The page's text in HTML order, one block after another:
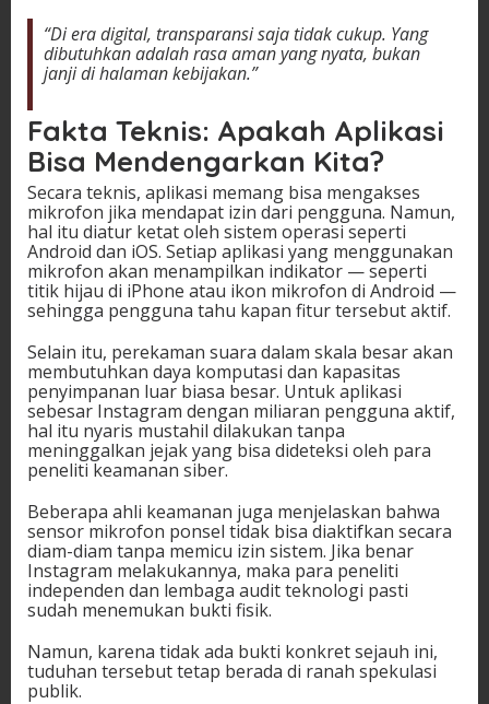
“Di era digital, transparansi saja tidak cukup. Yang
dibutuhkan adalah rasa aman yang nyata, bukan
janji di halaman kebijakan.”
Fakta Teknis: Apakah Aplikasi
Bisa Mendengarkan Kita?
Secara teknis, aplikasi memang bisa mengakses
mikrofon jika mendapat izin dari pengguna. Namun,
hal itu diatur ketat oleh sistem operasi seperti
Android dan iOS. Setiap aplikasi yang menggunakan
mikrofon akan menampilkan indikator — seperti
titik hijau di iPhone atau ikon mikrofon di Android —
sehingga pengguna tahu kapan fitur tersebut aktif.
Selain itu, perekaman suara dalam skala besar akan
membutuhkan daya komputasi dan kapasitas
penyimpanan luar biasa besar. Untuk aplikasi
sebesar Instagram dengan miliaran pengguna aktif,
hal itu nyaris mustahil dilakukan tanpa
meninggalkan jejak yang bisa dideteksi oleh para
peneliti keamanan siber.
Beberapa ahli keamanan juga menjelaskan bahwa
sensor mikrofon ponsel tidak bisa diaktifkan secara
diam-diam tanpa memicu izin sistem. Jika benar
Instagram melakukannya, maka para peneliti
independen dan lembaga audit teknologi pasti
sudah menemukan bukti fisik.
Namun, karena tidak ada bukti konkret sejauh ini,
tuduhan tersebut tetap berada di ranah spekulasi
publik.